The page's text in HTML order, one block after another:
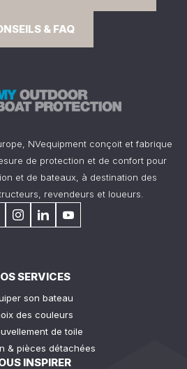
& FAQ
NVequipment conçoit et fabrique
de protection et de confort pour
et de bateaux, à destination des
revendeurs et loueurs.
SERVICES
son bateau
des couleurs
de toile
& pièces détachées
INSPIRER